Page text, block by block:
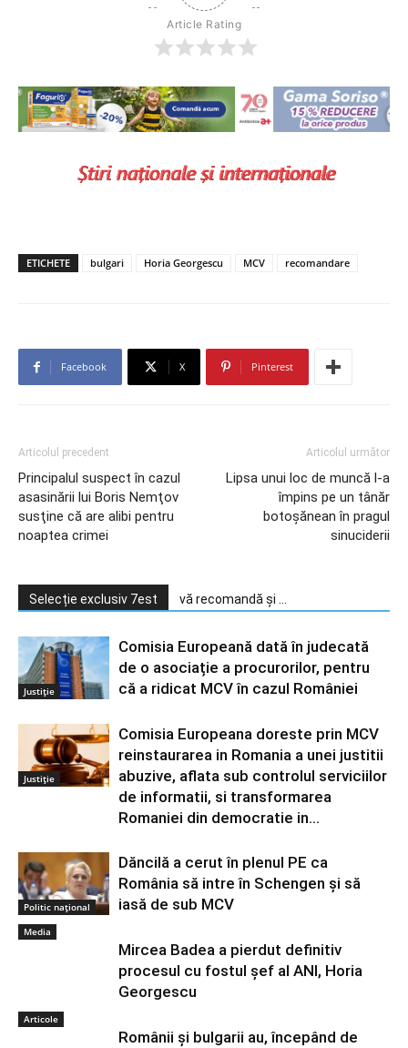
Article Rating
ETICHETE bulgari Horia Georgescu MCV recomandare
Facebook X Pinterest
Articolul precedent
Principalul suspect în cazul
asasinării lui Boris Nemţov
susţine că are alibi pentru
noaptea crimei
Articolul următor
Lipsa unui loc de muncă l-a
împins pe un tânăr
botoşănean în pragul
sinuciderii
Selecție exclusiv 7est vă recomandă și ...
Justiție
Comisia Europeană dată în judecată
de o asociație a procurorilor, pentru
că a ridicat MCV în cazul României
Justiție
Comisia Europeana doreste prin MCV
reinstaurarea in Romania a unei justitii
abuzive, aflata sub controlul serviciilor
de informatii, si transformarea
Romaniei din democratie in...
Politic național
Dăncilă a cerut în plenul PE ca
România să intre în Schengen și să
iasă de sub MCV
Media
Mircea Badea a pierdut definitiv
procesul cu fostul șef al ANI, Horia
Georgescu
Articole
Românii și bulgarii au, începând de